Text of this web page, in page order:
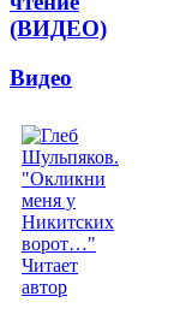
(ВИДЕО)
Видео